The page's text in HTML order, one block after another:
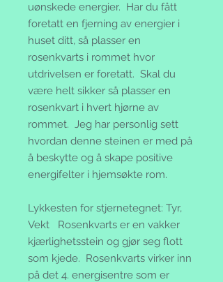
uønskede energier. Har du fått
foretatt en fjerning av energier i
huset ditt, så plasser en
rosenkvarts i rommet hvor
utdrivelsen er foretatt. Skal du
være helt sikker så plasser en
rosenkvart i hvert hjørne av
rommet. Jeg har personlig sett
hvordan denne steinen er med på
å beskytte og å skape positive
energifelter i hjemsøkte rom.
Lykkesten for stjernetegnet: Tyr,
Vekt Rosenkvarts er en vakker
kjærlighetsstein og gjør seg flott
som kjede. Rosenkvarts virker inn
på det 4. energisentre som er